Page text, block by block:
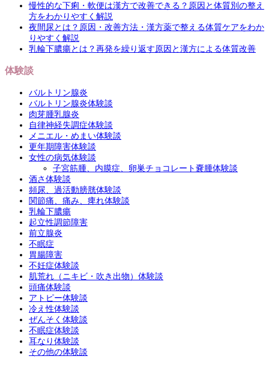
慢性的な下痢・軟便は漢方で改善できる？原因と体質別の整え
方をわかりやすく解説
夜間尿とは？原因・改善方法・漢方薬で整える体質ケアをわか
りやすく解説
乳輪下膿瘍とは？再発を繰り返す原因と漢方による体質改善
体験談
バルトリン腺炎
バルトリン腺炎体験談
肉芽腫乳腺炎
自律神経失調症体験談
メニエル・めまい体験談
更年期障害体験談
女性の病気体験談
子宮筋腫、内膜症、卵巣チョコレート嚢腫体験談
酒さ体験談
頻尿、過活動膀胱体験談
関節痛、痛み、痺れ体験談
乳輪下膿瘍
起立性調節障害
前立腺炎
不眠症
胃腸障害
不妊症体験談
肌荒れ（ニキビ・吹き出物）体験談
頭痛体験談
アトピー体験談
冷え性体験談
ぜんそく体験談
不眠症体験談
耳なり体験談
その他の体験談